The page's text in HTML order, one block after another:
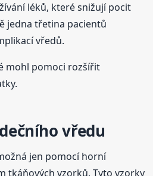
léků, které snižují pocit
jedna třetina pacientů
vředů.
mohl pomoci rozšířit
vředu
jen pomocí horní
tkáňových vzorků. Tyto vzorky